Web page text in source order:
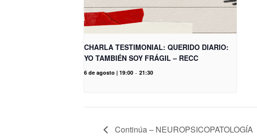
CHARLA TESTIMONIAL: QUERIDO DIARIO:
YO TAMBIÉN SOY FRÁGIL – RECC
6 de agosto | 19:00 - 21:30
Continúa – NEUROPSICOPATOLOGÍA